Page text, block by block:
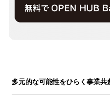
多元的な可能性をひらく事業